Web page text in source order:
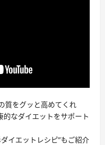
質をグッと高めてくれ
的なダイエットをサポート
イエットレシピ”もご紹介